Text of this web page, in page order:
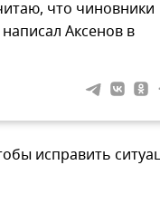
что чиновники
Аксенов в
исправить